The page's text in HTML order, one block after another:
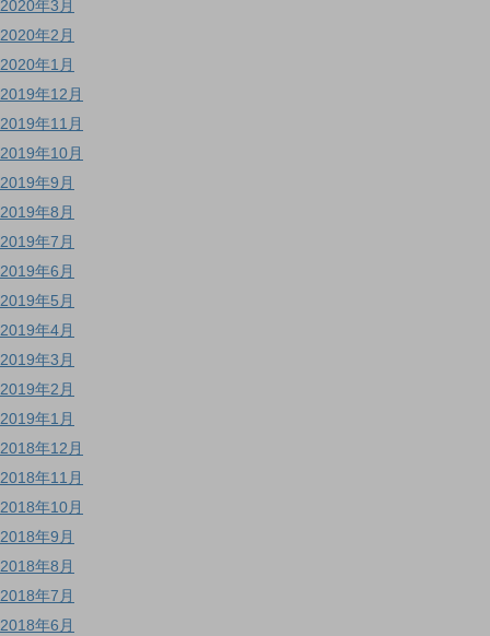
2020年3月
2020年2月
2020年1月
2019年12月
2019年11月
2019年10月
2019年9月
2019年8月
2019年7月
2019年6月
2019年5月
2019年4月
2019年3月
2019年2月
2019年1月
2018年12月
2018年11月
2018年10月
2018年9月
2018年8月
2018年7月
2018年6月